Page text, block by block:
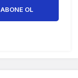
ABONE OL